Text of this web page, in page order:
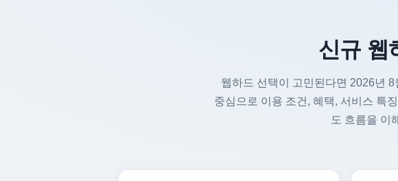
신규 웹
웹하드 선택이 고민된다면 2026년
중심으로 이용 조건, 혜택, 서비스 특
도 흐름을 이